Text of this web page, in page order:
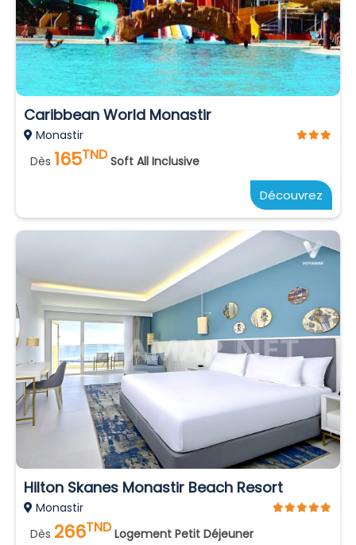
Caribbean World Monastir
Monastir
Dès 165TND Soft All Inclusive
Découvrez
Hilton Skanes Monastir Beach Resort
Monastir
Dès 266TND Logement Petit Déjeuner